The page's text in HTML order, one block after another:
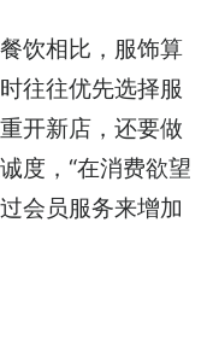
饮相比，服饰算
往往优先选择服
开新店，还要做
度，“在消费欲望
会员服务来增加